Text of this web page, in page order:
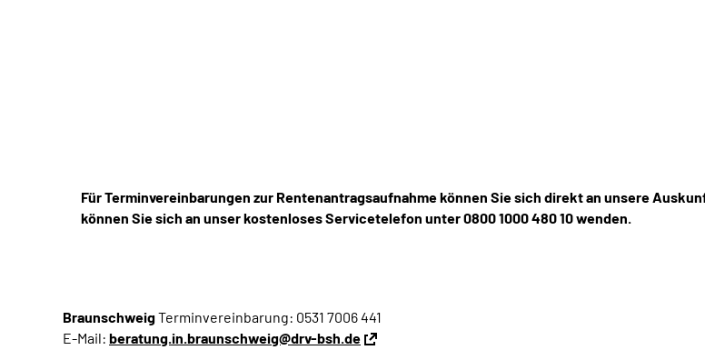
Für Terminvereinbarungen zur Rentenantragsaufnahme können Sie sich direkt an unsere
können Sie sich an unser kostenloses Servicetelefon unter 0800 1000 480 10 wenden.
BraunschweigTerminvereinbarung: 0531 7006 441
E-Mail: beratung.in.braunschweig@drv-bsh.de